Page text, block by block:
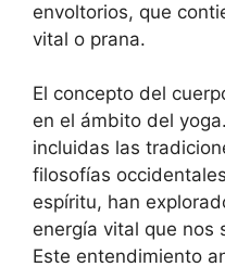
envoltorios, que
vital o prana.
El concepto del
en el ámbito del
incluidas las
filosofías
espíritu, han
energía vital que nos
Este entendimiento